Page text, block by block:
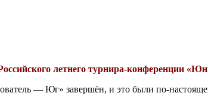
летнего турнира-конференции
— Юг» завершён, и это были по-